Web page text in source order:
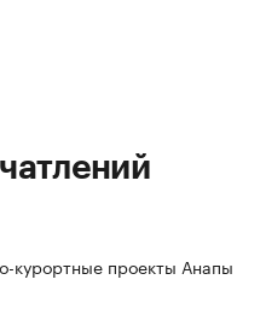
курортные проекты Анапы